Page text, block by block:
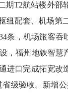
期T2航站楼外部
纽配套 机场第
条， 机场旅客吞
，福州地铁智慧
进口完成拓宽改
省级验收。新增